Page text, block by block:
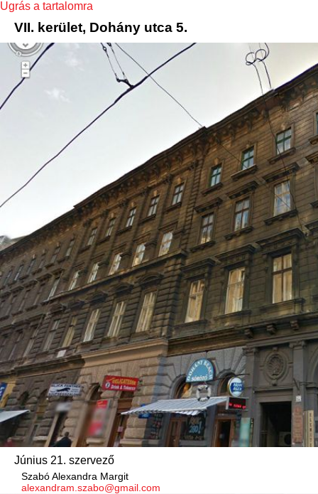
Ugrás a tartalomra
VII. kerület, Dohány utca 5.
Június 21. szervező
Szabó Alexandra Margit
alexandram.szabo@gmail.com